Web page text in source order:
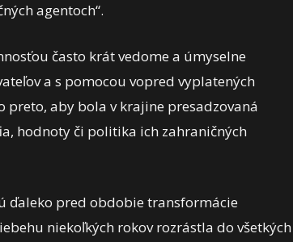
agentoch“.
často krát vedome a úmyselne
a s pomocou vopred vyplatených
aby bola v krajine presadzovaná
hodnoty či politika ich zahraničných
ďaleko pred obdobie transformácie
niekoľkých rokov rozrástla do všetkých